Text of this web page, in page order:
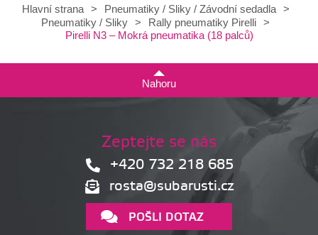
Hlavní strana
> Pneumatiky / Sliky / Závodní sedadla
>
Pneumatiky / Sliky > Rally pneumatiky Pirelli >
Pirelli N3 – Mokrá pneumatika (18 palců)
Nahoru
Zeptejte se nás
+420 732 218 685
rosta@subarusti.cz
POŠLI DOTAZ